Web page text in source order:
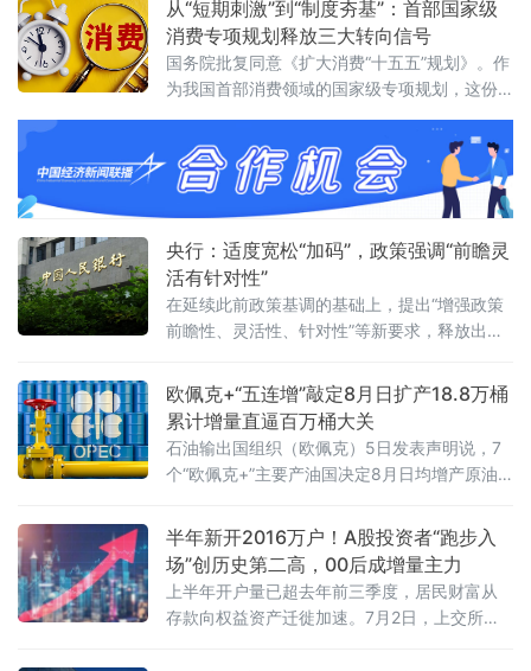
增量累计为20.84万亿元，人民币贷款增加
10.72万亿元。同日，国务院新闻办公室举行新
闻发布会，中国人民银行新闻发
从“短期刺激”到“制度夯基”：首部国家级
消费专项规划释放三大转向信号
国务院批复同意《扩大消费“十五五”规划》。作
为我国首部消费领域的国家级专项规划，这份
亿元左右的目标，围绕6个方面部署了28条重点
任务举措，勾勒出一幅“扩量”与“提质”并行的消
费高质量发展蓝图。多位专家指出，规划的深
层意义在于促消费逻辑正发生系统性转变——
从“刺激”转向“夯基”，从“补缺”
央行：适度宽松“加码”，政策强调“前瞻灵
活有针对性”
在延续此前政策基调的基础上，提出“增强政策
前瞻性、灵活性、针对性”等新要求，释放出宏
外挑战 明确政策总基调会议认为，今年以来宏
欧佩克+“五连增”敲定8月日扩产18.8万桶
累计增量直逼百万桶大关
石油输出国组织（欧佩克）5日发表声明说，7
个“欧佩克+”主要产油国决定8月日均增产原油
此，主要产油国已连续五个月宣布增产。沙特
阿拉伯、俄罗斯、伊拉克、科威特、哈萨克斯
坦、阿尔及利亚和阿曼的代表当天举行线上会
议，研判全球石油市场现状与前景。会后声明
说，各参与国将谨慎维护市场稳定，视市场情
半年新开2016万户！A股投资者“跑步入
场”创历史第二高，00后成增量主力
上半年开户量已超去年前三季度，居民财富从
存款向权益资产迁徙加速。7月2日，上交所官